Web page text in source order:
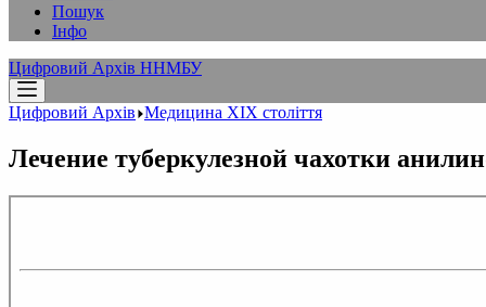
Пошук
Інфо
Цифровий Архів ННМБУ
Цифровий Архів Медицина XІX століття
Лечение туберкулезной чахотки